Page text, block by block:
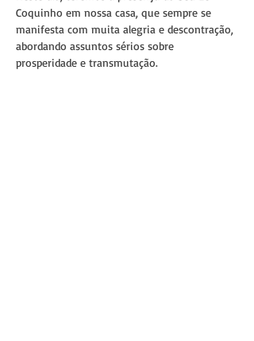
Coquinho em nossa casa, que sempre se
manifesta com muita alegria e descontração,
abordando assuntos sérios sobre
prosperidade e transmutação.